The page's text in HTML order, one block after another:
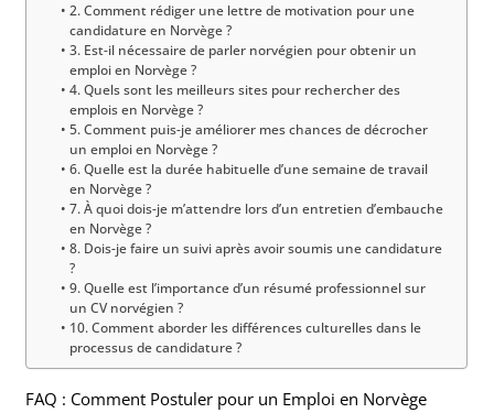
2. Comment rédiger une lettre de motivation pour une
candidature en Norvège ?
3. Est-il nécessaire de parler norvégien pour obtenir un
emploi en Norvège ?
4. Quels sont les meilleurs sites pour rechercher des
emplois en Norvège ?
5. Comment puis-je améliorer mes chances de décrocher
un emploi en Norvège ?
6. Quelle est la durée habituelle d’une semaine de travail
en Norvège ?
7. À quoi dois-je m’attendre lors d’un entretien d’embauche
en Norvège ?
8. Dois-je faire un suivi après avoir soumis une candidature
?
9. Quelle est l’importance d’un résumé professionnel sur
un CV norvégien ?
10. Comment aborder les différences culturelles dans le
processus de candidature ?
FAQ : Comment Postuler pour un Emploi en Norvège